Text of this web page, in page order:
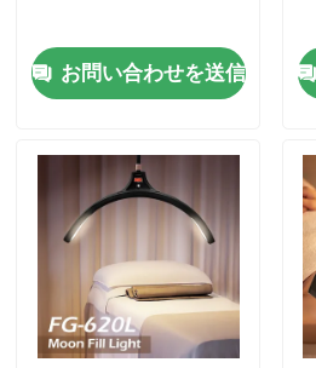
品質管理
ニュース
事件
LEDのビデオ スタジオ ライト
お問い合わせを送信